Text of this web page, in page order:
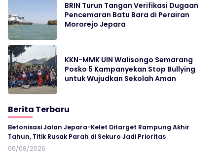
BRIN Turun Tangan Verifikasi Dugaan
Pencemaran Batu Bara di Perairan
Mororejo Jepara
KKN-MMK UIN Walisongo Semarang
Posko 5 Kampanyekan Stop Bullying
untuk Wujudkan Sekolah Aman
Berita Terbaru
Betonisasi Jalan Jepara-Kelet Ditarget Rampung Akhir
Tahun, Titik Rusak Parah di Sekuro Jadi Prioritas
06/08/2026